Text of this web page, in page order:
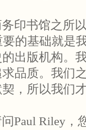
务印书馆之所
的基础就是
出版机构。
品质。我们
，所以我们
问Paul Riley